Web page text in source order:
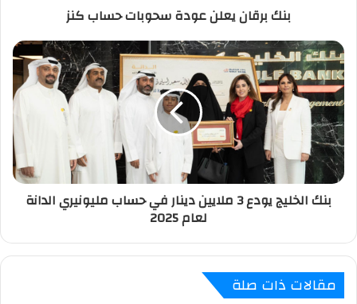
ي
بنك برقان يعلن عودة سحوبات حساب كنز
بنك الخليج يودع 3 ملايين دينار في حساب مليونيري الدانة
لعام 2025
مقالات ذات صلة